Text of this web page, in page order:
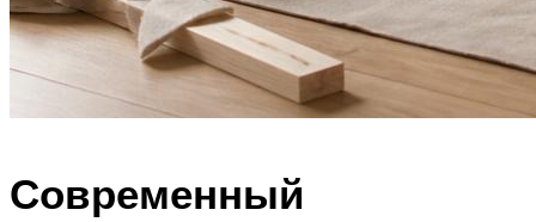
Современный